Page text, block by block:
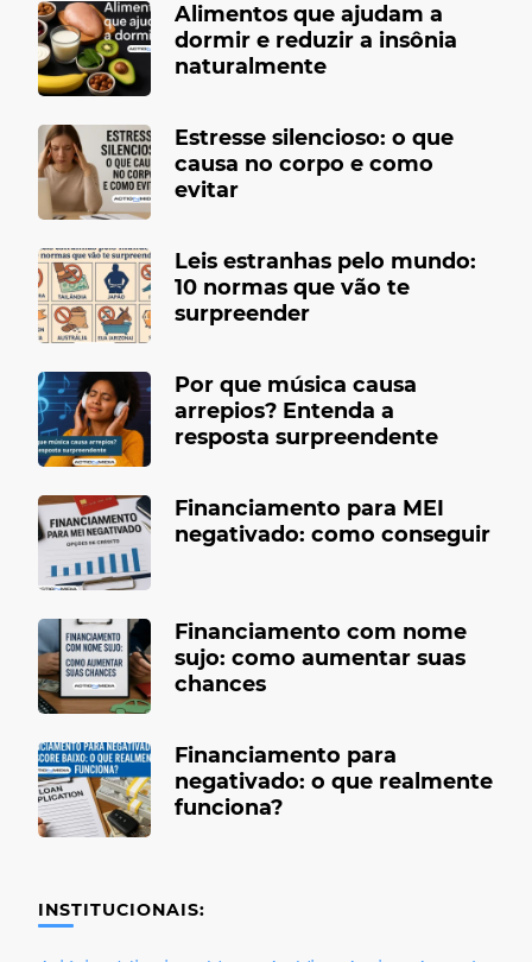
Alimentos que ajudam a
dormir e reduzir a insônia
naturalmente
Estresse silencioso: o que
causa no corpo e como
evitar
Leis estranhas pelo mundo:
10 normas que vão te
surpreender
Por que música causa
arrepios? Entenda a
resposta surpreendente
Financiamento para MEI
negativado: como conseguir
Financiamento com nome
sujo: como aumentar suas
chances
Financiamento para
negativado: o que realmente
funciona?
INSTITUCIONAIS: